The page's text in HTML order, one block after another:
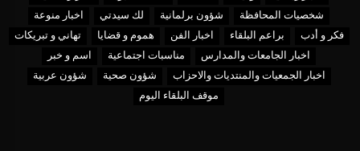
شخصيات المحافظة
شؤون برلمانية لك سيدتي
اخبار منوعة
فكر و أدب
براعم البلقاء اخبار الفن هموم و قضايا
تهاني و تبريكات
اخبار الجامعات والمدارس
مناسبات اجتماعية
اسم و خبر
اخبار الجمعيات والمنتديات والاحزاب
شؤون صحية
شؤون عربية
موقف البلقاء اليوم